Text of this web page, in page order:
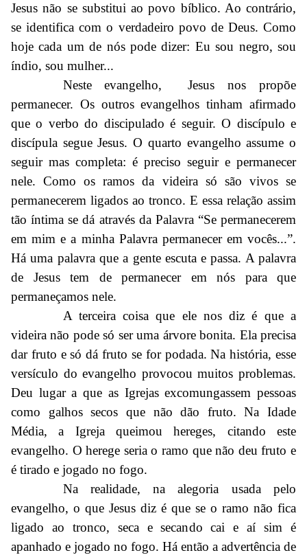
Jesus não se substitui ao povo bíblico. Ao contrário,
se identifica com o verdadeiro povo de Deus. Como
hoje cada um de nós pode dizer: Eu sou negro, sou
índio, sou mulher...
Neste evangelho, Jesus nos propõe
permanecer. Os outros evangelhos tinham afirmado
que o verbo do discipulado é seguir. O discípulo e
discípula segue Jesus. O quarto evangelho assume o
seguir mas completa: é preciso seguir e permanecer
nele. Como os ramos da videira só são vivos se
permanecerem ligados ao tronco. E essa relação assim
tão íntima se dá através da Palavra “Se permanecerem
em mim e a minha Palavra permanecer em vocês...”.
Há uma palavra que a gente escuta e passa. A palavra
de Jesus tem de permanecer em nós para que
permaneçamos nele.
A terceira coisa que ele nos diz é que a
videira não pode só ser uma árvore bonita. Ela precisa
dar fruto e só dá fruto se for podada. Na história, esse
versículo do evangelho provocou muitos problemas.
Deu lugar a que as Igrejas excomungassem pessoas
como galhos secos que não dão fruto. Na Idade
Média, a Igreja queimou hereges, citando este
evangelho. O herege seria o ramo que não deu fruto e
é tirado e jogado no fogo.
Na realidade, na alegoria usada pelo
evangelho, o que Jesus diz é que se o ramo não fica
ligado ao tronco, seca e secando cai e aí sim é
apanhado e jogado no fogo. Há então a advertência de